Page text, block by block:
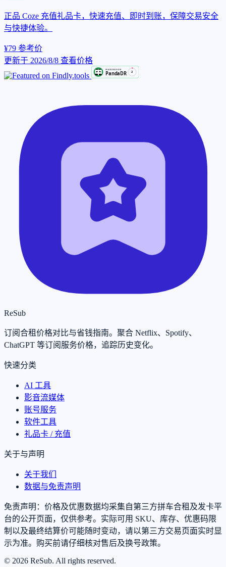
正品 Coze 充值礼品卡，快速充值、即时到账，保障交易安全
与快捷体验。
¥79 参考价
更新于 2026/8/8 查看价格
ReSub
订阅合租价格对比与省钱指南。聚合 Netflix、Spotify、
ChatGPT 等订阅服务价格，追踪历史变化。
快速分类
AI 工具
影音流媒体
账号服务
软件工具
礼品卡 / 充值
关于与声明
关于我们
数据与免责声明
免责声明：价格及优惠数据均采集自第三方拼车合租及发卡平
台的公开页面，仅供参考。实际可用 SKU、库存、优惠码限
制以及最终结算价可能随时变动，请以第三方交易页面实时显
示为准。购买前请仔细核对售后及换号政策。
© 2026 ReSub. All rights reserved.